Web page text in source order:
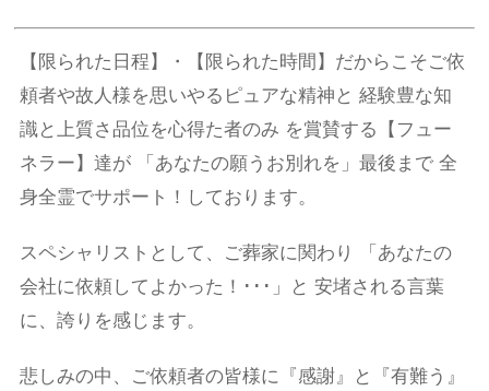
【限られた日程】・【限られた時間】だからこそご依
頼者や故人様を思いやるピュアな精神と 経験豊な知
識と上質さ品位を心得た者のみ を賞賛する【フュー
ネラー】達が 「あなたの願うお別れを」最後まで 全
身全霊でサポート！しております。
スペシャリストとして、ご葬家に関わり 「あなたの
会社に依頼してよかった！･･･」と 安堵される言葉
に、誇りを感じます。
悲しみの中、ご依頼者の皆様に『感謝』と『有難う』